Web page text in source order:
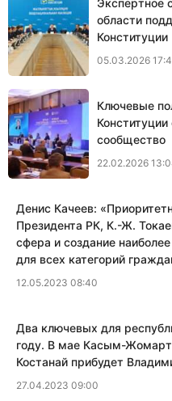
области
Конституции
05.03.2026
Ключевые
сообщество
22.02.2026
Денис Качеев:
Президента РК, К.-Ж.
сфера и создание
для всех категорий
12.05.2023 08:40
Два ключевых для
году. В мае Касым-Жомарт
Костанай прибудет
27.04.2023 09:00